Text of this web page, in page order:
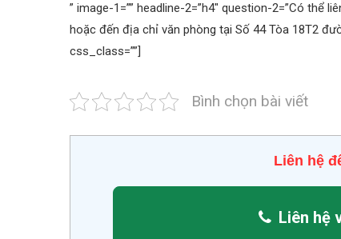
” image-1=”” headline-2=”h4″ question-2=”Có thể
hoặc đến địa chỉ văn phòng tại Số 44 Tòa 18T2
css_class=””]
Bình chọn bài viết
Liên hệ
Liên hệ